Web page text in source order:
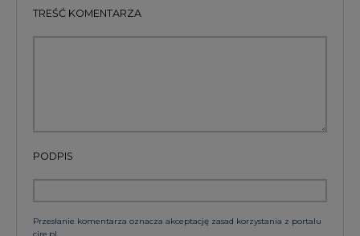
TREŚĆ KOMENTARZA
PODPIS
Przesłanie komentarza oznacza akceptację zasad korzystania z portalu
cire.pl